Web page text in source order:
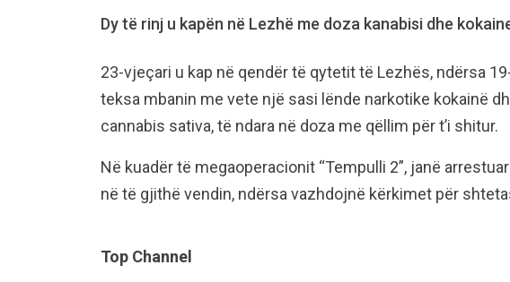
Dy të rinj u kapën në Lezhë me doza kanabisi dhe
23-vjeçari u kap në qendër të qytetit të Lezhës, ndërsa
teksa mbanin me vete një sasi lënde narkotike kokainë
cannabis sativa, të ndara në doza me qëllim për t’i shitur.
Në kuadër të megaoperacionit “Tempulli 2”, janë
në të gjithë vendin, ndërsa vazhdojnë kërkimet për
Top Channel